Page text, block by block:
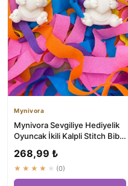
Mynivora
Mynivora Sevgiliye Hediyelik
Oyuncak İkili Kalpli Stitch Biblo
268,99 ₺
★★★★★ (0)